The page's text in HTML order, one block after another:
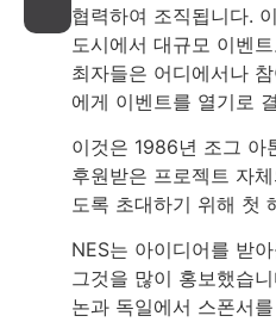
협력하여 조직됩니다.
도시에서 대규모 이벤
최자들은 어디에서나
에게 이벤트를 열기로
이것은 1986년 조그 아
후원받은 프로젝트 자
도록 초대하기 위해 첫
NES는 아이디어를 받
그것을 많이 홍보했습
논과 독일에서 스폰서